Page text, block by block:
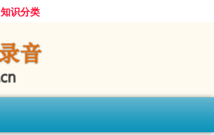
知识分类